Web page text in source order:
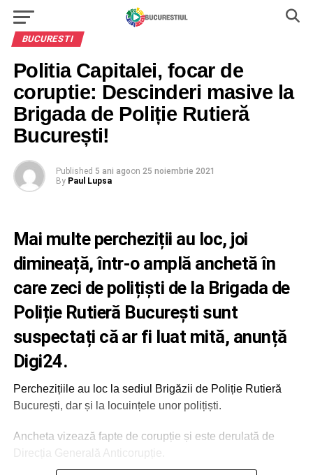
BUCURESTI
Politia Capitalei, focar de
coruptie: Descinderi masive la
Brigada de Poliție Rutieră
București!
Published 5 ani agoon 25 noiembrie 2021
By Paul Lupsa
Mai multe percheziții au loc, joi
dimineață, într-o amplă anchetă în
care zeci de polițiști de la Brigada de
Poliție Rutieră București sunt
suspectați că ar fi luat mită, anunță
Digi24.
Perchezițiile au loc la sediul Brigăzii de Poliție Rutieră
București, dar și la locuințele unor polițiști.
Ancheta vizează fapte de corupție și este derulată de
Direcția Generală Anticorupție.